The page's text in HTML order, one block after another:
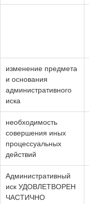
изменение предмета
и основания
административного
иска
необходимость
совершения иных
процессуальных
действий
Административный
иск УДОВЛЕТВОРЕН
ЧАСТИЧНО